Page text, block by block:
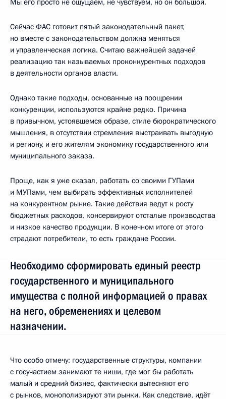
Сейчас ФАС готовит пятый законодательный пакет,
но вместе с законодательством должна меняться
и управленческая логика. Считаю важнейшей задачей
реализацию так называемых проконкурентных подходов
в деятельности органов власти.
Однако такие подходы, основанные на поощрении
конкуренции, используются крайне редко. Причина
в привычном, устоявшемся образе, стиле бюрократического
мышления, в отсутствии стремления выстраивать выгодную
и региону, и его жителям экономику государственного или
муниципального заказа.
Проще, как я уже сказал, работать со своими ГУПами
и МУПами, чем выбирать эффективных исполнителей
на конкурентном рынке. Такие действия ведут к росту
бюджетных расходов, консервируют отсталые производства
и низкое качество продукции. В конечном итоге от этого
страдают потребители, то есть граждане России.
Необходимо сформировать единый реестр
государственного и муниципального
имущества с полной информацией о правах
на него, обременениях и целевом
назначении.
Что особо отмечу: государственные структуры, компании
с госучастием занимают те ниши, где мог бы работать
малый и средний бизнес, фактически вытесняют его
с рынков, монополизируют эти рынки. Как следствие, идёт